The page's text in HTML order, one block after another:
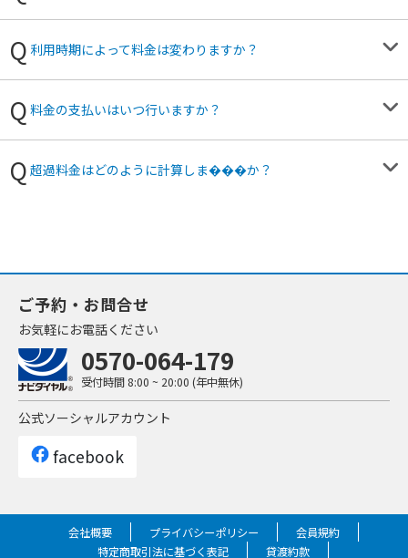
利用時期によって料金は変わりますか？
料金の支払いはいつ行いますか？
超過料金はどのように計算しま���か？
ご予約・お問合せ
お気軽にお電話ください
0570-064-179
受付時間 8:00 ~ 20:00 (年中無休)
公式ソーシャルアカウント
facebook
会社概要 プライバシーポリシー
会員規約
特定商取引法に基づく表記
貸渡約款